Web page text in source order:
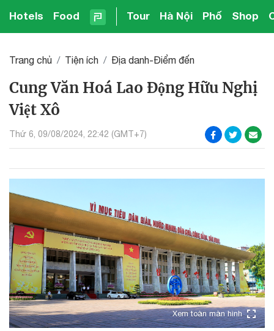
Hotels Food Tour Hà Nội Phố Shop
Trang chủ Tiện ích Địa danh-Điểm đến
Cung Văn Hoá Lao Động Hữu Nghị
Việt Xô
Thứ 6, 09/08/2024, 22:42 (GMT+7)
Xem toàn màn hình